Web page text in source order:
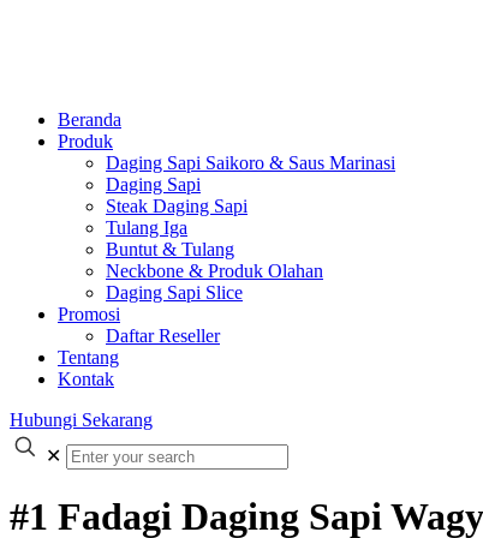
Beranda
Produk
Daging Sapi Saikoro & Saus Marinasi
Daging Sapi
Steak Daging Sapi
Tulang Iga
Buntut & Tulang
Neckbone & Produk Olahan
Daging Sapi Slice
Promosi
Daftar Reseller
Tentang
Kontak
Hubungi Sekarang
✕
#1 Fadagi Daging Sapi